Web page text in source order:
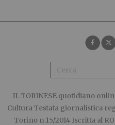
IL TORINESE quotidiano
Cultura Testata giornalistica
Torino n.15/2014 Iscritta al